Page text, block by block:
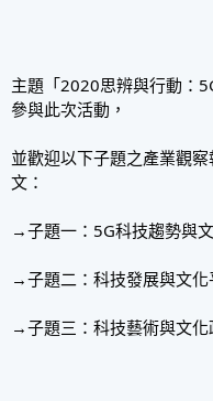
主題「2020思辨與行動：
參與此次活動，
並歡迎以下子題之產業觀
文：
→子題一：5G科技趨勢與
→子題二：科技發展與文化
→子題三：科技藝術與文化